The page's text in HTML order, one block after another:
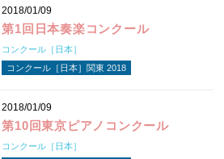
2018/01/09
第1回日本奏楽コンクール
コンクール［日本］
コンクール［日本］関東 2018
2018/01/09
第10回東京ピアノコンクール
コンクール［日本］